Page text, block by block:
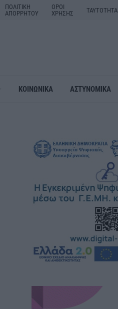
ΠΟΛΙΤΙΚΗ
ΑΠΟΡΡΗΤΟΥ
ΟΡΟΙ
ΧΡΗΣΗΣ
ΤΑΥΤΟΤΗΤΑ
ΚΟΙΝΩΝΙΚΑ ΑΣΤΥΝΟΜΙΚΑ